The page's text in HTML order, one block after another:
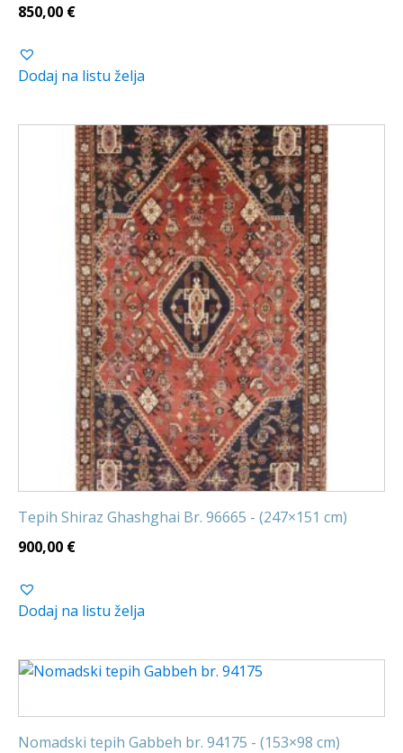
850,00 €
Dodaj na listu želja
Tepih Shiraz Ghashghai Br. 96665 - (247×151 cm)
900,00 €
Dodaj na listu želja
Nomadski tepih Gabbeh br. 94175 - (153×98 cm)